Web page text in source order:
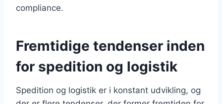
compliance.
Fremtidige tendenser inden
for spedition og logistik
Spedition og logistik er i konstant udvikling, og